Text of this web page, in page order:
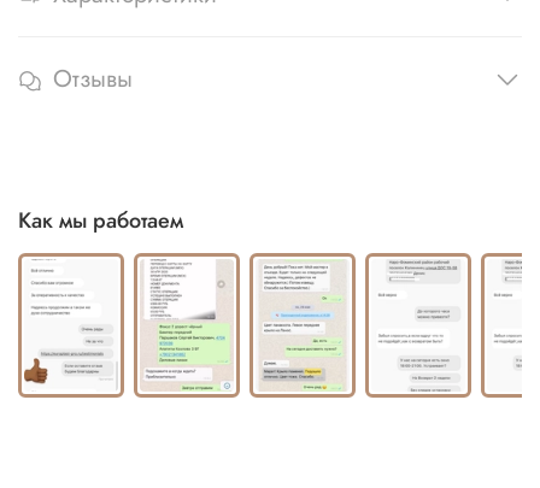
Отзывы
Как мы работаем